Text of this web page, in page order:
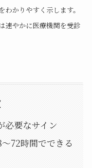
わかりやすく示します。
速やかに医療機関を受診
必要なサイン
72時間でできる